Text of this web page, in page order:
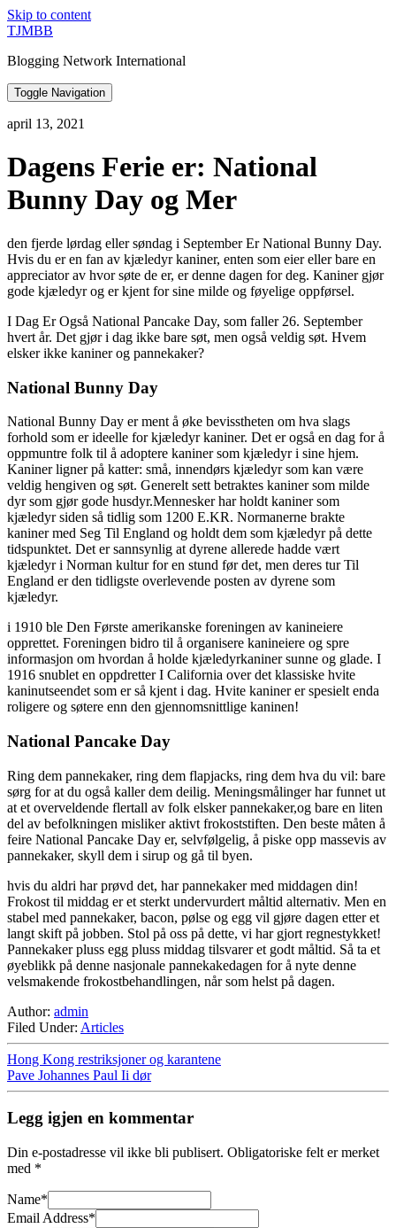
Skip to content
TJMBB
Blogging Network International
Toggle Navigation
april 13, 2021
Dagens Ferie er: National
Bunny Day og Mer
den fjerde lørdag eller søndag i September Er National Bunny Day.
Hvis du er en fan av kjæledyr kaniner, enten som eier eller bare en
appreciator av hvor søte de er, er denne dagen for deg. Kaniner gjør
gode kjæledyr og er kjent for sine milde og føyelige oppførsel.
I Dag Er Også National Pancake Day, som faller 26. September
hvert år. Det gjør i dag ikke bare søt, men også veldig søt. Hvem
elsker ikke kaniner og pannekaker?
National Bunny Day
National Bunny Day er ment å øke bevisstheten om hva slags
forhold som er ideelle for kjæledyr kaniner. Det er også en dag for å
oppmuntre folk til å adoptere kaniner som kjæledyr i sine hjem.
Kaniner ligner på katter: små, innendørs kjæledyr som kan være
veldig hengiven og søt. Generelt sett betraktes kaniner som milde
dyr som gjør gode husdyr.Mennesker har holdt kaniner som
kjæledyr siden så tidlig som 1200 E.KR. Normanerne brakte
kaniner med Seg Til England og holdt dem som kjæledyr på dette
tidspunktet. Det er sannsynlig at dyrene allerede hadde vært
kjæledyr i Norman kultur for en stund før det, men deres tur Til
England er den tidligste overlevende posten av dyrene som
kjæledyr.
i 1910 ble Den Første amerikanske foreningen av kanineiere
opprettet. Foreningen bidro til å organisere kanineiere og spre
informasjon om hvordan å holde kjæledyrkaniner sunne og glade. I
1916 snublet en oppdretter I California over det klassiske hvite
kaninutseendet som er så kjent i dag. Hvite kaniner er spesielt enda
roligere og søtere enn den gjennomsnittlige kaninen!
National Pancake Day
Ring dem pannekaker, ring dem flapjacks, ring dem hva du vil: bare
sørg for at du også kaller dem deilig. Meningsmålinger har funnet ut
at et overveldende flertall av folk elsker pannekaker,og bare en liten
del av befolkningen misliker aktivt frokoststiften. Den beste måten å
feire National Pancake Day er, selvfølgelig, å piske opp massevis av
pannekaker, skyll dem i sirup og gå til byen.
hvis du aldri har prøvd det, har pannekaker med middagen din!
Frokost til middag er et sterkt undervurdert måltid alternativ. Men en
stabel med pannekaker, bacon, pølse og egg vil gjøre dagen etter et
langt skift på jobben. Stol på oss på dette, vi har gjort regnestykket!
Pannekaker pluss egg pluss middag tilsvarer et godt måltid. Så ta et
øyeblikk på denne nasjonale pannekakedagen for å nyte denne
velsmakende frokostbehandlingen, når som helst på dagen.
Author: admin
Filed Under: Articles
Hong Kong restriksjoner og karantene
Pave Johannes Paul Ii dør
Legg igjen en kommentar
Din e-postadresse vil ikke bli publisert. Obligatoriske felt er merket
med *
Name*
Email Address*